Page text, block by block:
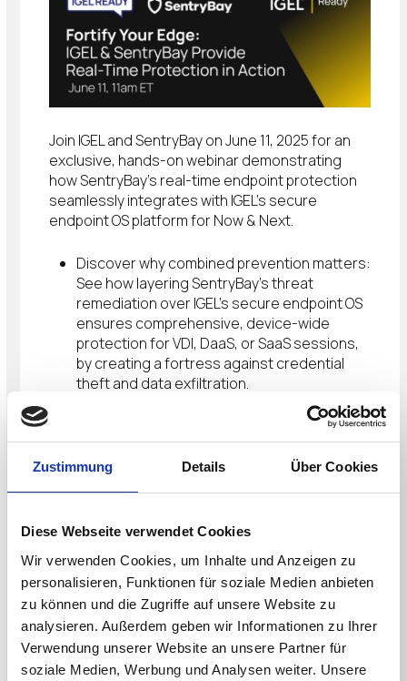
Zustimmung Details Über Cookies
Diese Webseite verwendet Cookies
Wir verwenden Cookies, um Inhalte und Anzeigen zu
personalisieren, Funktionen für soziale Medien anbieten
zu können und die Zugriffe auf unsere Website zu
analysieren. Außerdem geben wir Informationen zu Ihrer
Verwendung unserer Website an unsere Partner für
soziale Medien, Werbung und Analysen weiter. Unsere
Join IGEL and SentryBay on June 11, 2025 for an
exclusive, hands-on webinar demonstrating
how SentryBay’s real-time endpoint protection
seamlessly integrates with IGEL’s secure
endpoint OS platform for Now & Next.
Discover why combined prevention matters:
See how layering SentryBay’s threat
remediation over IGEL’s secure endpoint OS
ensures comprehensive, device-wide
protection for VDI, DaaS, or SaaS sessions,
by creating a fortress against credential
theft and data exfiltration.
Live technology deep dive: We’ll walk
through a demo showcasing in real-time
how SentryBay’s transparent encryption of
keystrokes, anti-screen capture and
Deployment best practices: Learn how to
environment in minutes—no significant
infrastructure changes required.
Partnering for success: Hear about co-
selling opportunities, margin structures, and
joint go-to-market strategies to drive
revenue and customer satisfaction.